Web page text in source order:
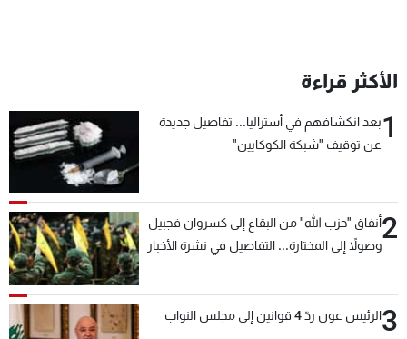
الأكثر قراءة
1بعد انكشافهم في أستراليا... تفاصيل جديدة
عن توقيف "شبكة الكوكايين"
2أنفاق "حزب الله" من البقاع إلى كسروان فجبيل
وصولاً إلى المختارة... التفاصيل في نشرة الأخبار
3الرئيس عون ردّ 4 قوانين إلى مجلس النواب